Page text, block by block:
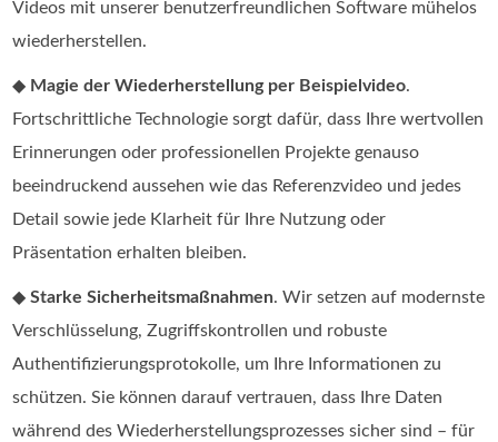
Videos mit unserer benutzerfreundlichen Software mühelos
wiederherstellen.
◆ Magie der Wiederherstellung per Beispielvideo.
Fortschrittliche Technologie sorgt dafür, dass Ihre wertvollen
Erinnerungen oder professionellen Projekte genauso
beeindruckend aussehen wie das Referenzvideo und jedes
Detail sowie jede Klarheit für Ihre Nutzung oder
Präsentation erhalten bleiben.
◆Starke Sicherheitsmaßnahmen. Wir setzen auf modernste
Verschlüsselung, Zugriffskontrollen und robuste
Authentifizierungsprotokolle, um Ihre Informationen zu
schützen. Sie können darauf vertrauen, dass Ihre Daten
während des Wiederherstellungsprozesses sicher sind – für